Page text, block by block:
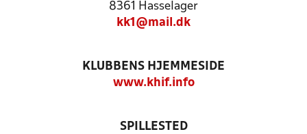
8361 Hasselager
kk1@mail.dk
KLUBBENS HJEMMESIDE
www.khif.info
SPILLESTED